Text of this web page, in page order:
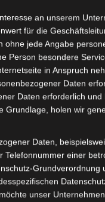
Offset Visitenkarten
an unserem
für die
ohne jede Angabe
Person besondere
in Anspruch
Daten
Daten erforderlich
Grundlage, holen wir
Daten,
Telefonnummer einer
Grundverordnung
unser